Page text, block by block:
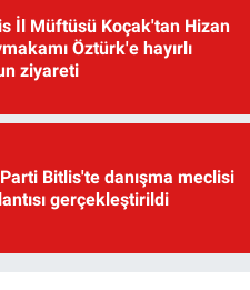
İl Müftüsü Koçak'tan Hizan
Öztürk'e hayırlı
ziyareti
Bitlis'te danışma meclisi
gerçekleştirildi